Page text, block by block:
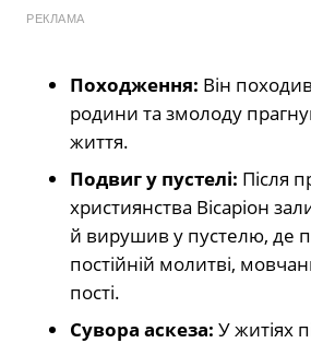
РЕКЛАМА
Походження: Він
родини та змолоду
життя.
Подвиг у пустелі: Після
християнства Вісаріон
й вирушив у пустелю, де
постійній молитві,
пості.
Сувора аскеза: У житіях